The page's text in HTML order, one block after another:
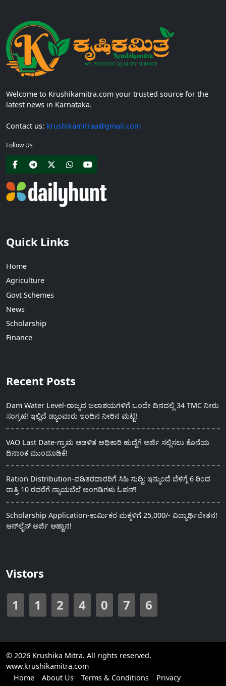
Welcome to Krushikamitra.com your trusted source for the
latest news in Karnataka.
Contact us: krushikamitraa@gmail.com
Follow Us
Quick Links
Home
Agriculture
Govt Schemes
News
Scholarship
Finance
Recent Posts
Dam Water Level-ರಾಜ್ಯದ ಜಲಾಶಯಗಳಿಗೆ ಒಂದೇ ದಿನದಲ್ಲಿ 34 TMC ನೀರು
ಸಂಗ್ರಹ! ಇಲ್ಲಿದೆ ಡ್ಯಾಂವಾರು ಇಂದಿನ ನೀರಿನ ಮಟ್ಟ!
VAO Last Date-ಗ್ರಾಮ ಆಡಳಿತ ಅಧಿಕಾರಿ ಹುದ್ದೆಗೆ ಅರ್ಜಿ ಸಲ್ಲಿಸಲು ಕೊನೆಯ
ದಿನಾಂಕ ಮುಂದೂಡಿಕೆ!
Ration Distribution-ಪಡಿತರದಾರರಿಗೆ ಸಿಹಿ ಸುದ್ದಿ: ಇನ್ಮುಂದೆ ಬೆಳಿಗ್ಗೆ 6 ರಿಂದ
ರಾತ್ರಿ 10 ರವರೆಗೆ ನ್ಯಾಯಬೆಲೆ ಅಂಗಡಿಗಳು ಓಪನ್!
Scholarship Application-ಕಾರ್ಮಿಕರ ಮಕ್ಕಳಿಗೆ 25,000/- ವಿದ್ಯಾರ್ಥಿವೇತನ!
ಆನ್‍ಲೈನ್ ಅರ್ಜಿ ಆಹ್ವಾನ!
Vistors
1 1 2 4 0 7 6
© 2026 Krushika Mitra. All rights reserved.
www.krushikamitra.com
Home
About Us Terms & Conditions
Privacy